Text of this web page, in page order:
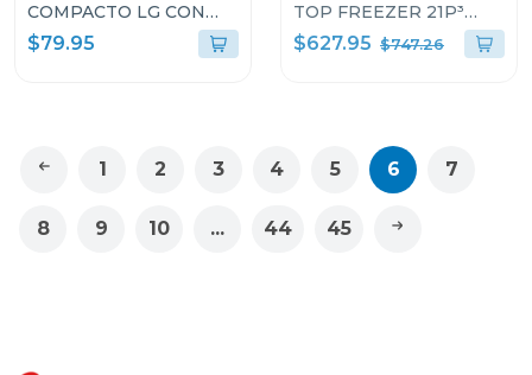
COMPACTO LG CON
PUERTA DE CRISTAL
MS2082
$79.95
TOP FREEZER 21P³
SMART INVERTER
GT57BPSX
$627.95 $747.26
1 2 3 4 5 6 7
8 9 10 ... 44 45